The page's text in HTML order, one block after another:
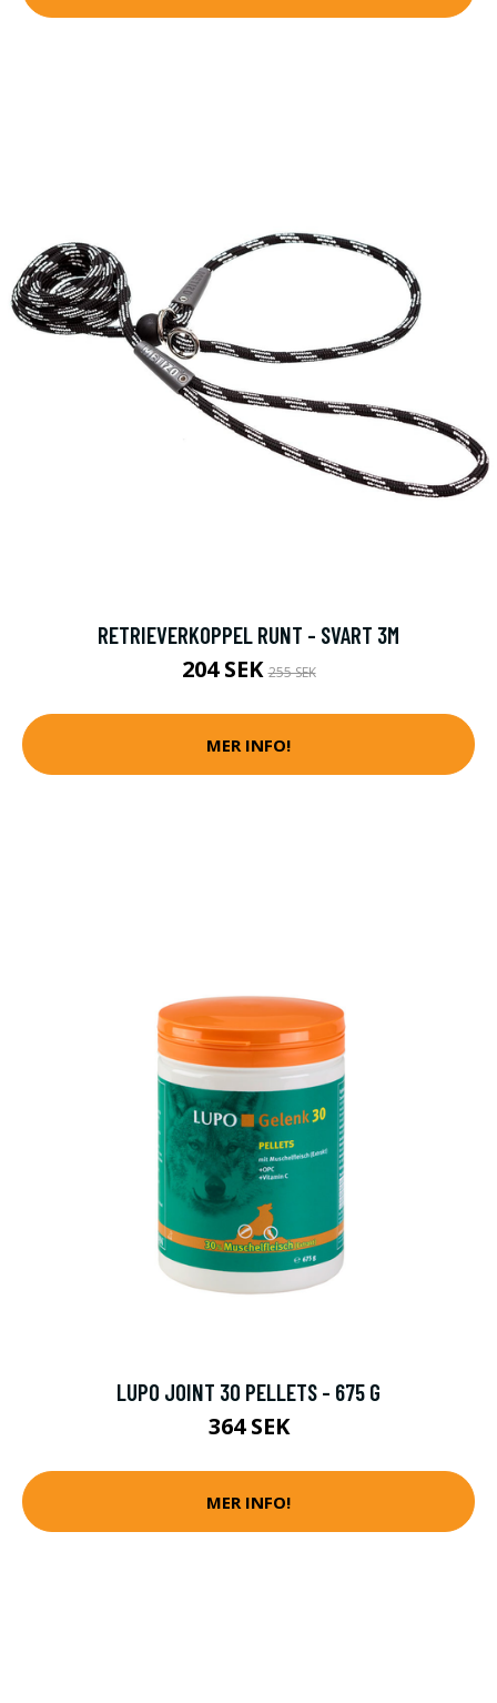
RETRIEVERKOPPEL RUNT - SVART 3M
204 SEK255 SEK
MER INFO!
LUPO JOINT 30 PELLETS - 675 G
364 SEK
MER INFO!